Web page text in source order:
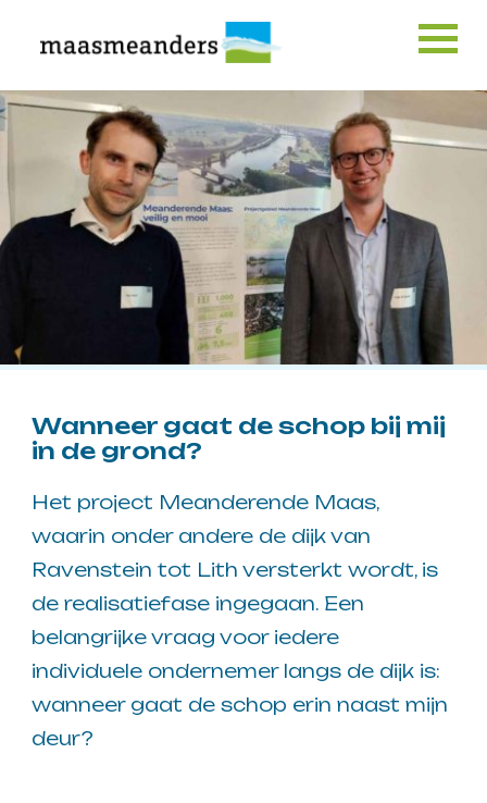
content
Wanneer gaat de schop bij mij
in de grond?
Het project Meanderende Maas,
waarin onder andere de dijk van
Ravenstein tot Lith versterkt wordt, is
de realisatiefase ingegaan. Een
belangrijke vraag voor iedere
individuele ondernemer langs de dijk is:
wanneer gaat de schop erin naast mijn
deur?